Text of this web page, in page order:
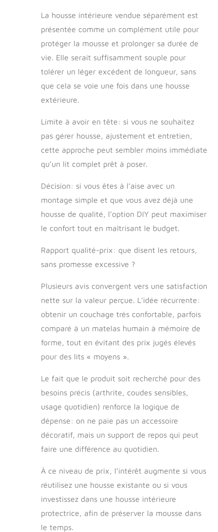
La housse intérieure vendue séparément est
présentée comme un complément utile pour
protéger la mousse et prolonger sa durée de
vie. Elle serait suffisamment souple pour
tolérer un léger excédent de longueur, sans
que cela se voie une fois dans une housse
extérieure.
Limite à avoir en tête: si vous ne souhaitez
pas gérer housse, ajustement et entretien,
cette approche peut sembler moins immédiate
qu’un lit complet prêt à poser.
Décision: si vous êtes à l’aise avec un
montage simple et que vous avez déjà une
housse de qualité, l’option DIY peut maximiser
le confort tout en maîtrisant le budget.
Rapport qualité-prix: que disent les retours,
sans promesse excessive ?
Plusieurs avis convergent vers une satisfaction
nette sur la valeur perçue. L’idée récurrente:
obtenir un couchage très confortable, parfois
comparé à un matelas humain à mémoire de
forme, tout en évitant des prix jugés élevés
pour des lits « moyens ».
Le fait que le produit soit recherché pour des
besoins précis (arthrite, coudes sensibles,
usage quotidien) renforce la logique de
dépense: on ne paie pas un accessoire
décoratif, mais un support de repos qui peut
faire une différence au quotidien.
À ce niveau de prix, l’intérêt augmente si vous
réutilisez une housse existante ou si vous
investissez dans une housse intérieure
protectrice, afin de préserver la mousse dans
le temps.